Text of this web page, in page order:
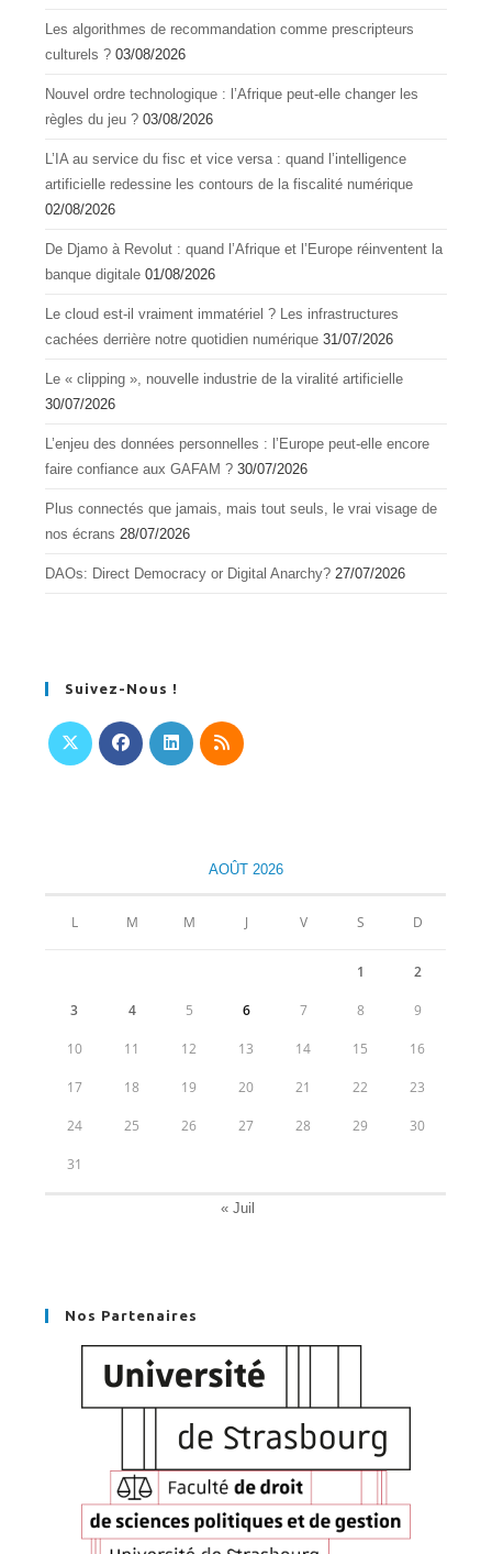
Les algorithmes de recommandation comme prescripteurs
culturels ? 03/08/2026
Nouvel ordre technologique : l’Afrique peut-elle changer les
règles du jeu ? 03/08/2026
L’IA au service du fisc et vice versa : quand l’intelligence
artificielle redessine les contours de la fiscalité numérique
02/08/2026
De Djamo à Revolut : quand l’Afrique et l’Europe réinventent la
banque digitale 01/08/2026
Le cloud est-il vraiment immatériel ? Les infrastructures
cachées derrière notre quotidien numérique 31/07/2026
Le « clipping », nouvelle industrie de la viralité artificielle
30/07/2026
L’enjeu des données personnelles : l’Europe peut-elle encore
faire confiance aux GAFAM ? 30/07/2026
Plus connectés que jamais, mais tout seuls, le vrai visage de
nos écrans 28/07/2026
DAOs: Direct Democracy or Digital Anarchy? 27/07/2026
Suivez-Nous !
nouvel
AOÛT 2026
L M M J V S D
1 2
3 4 5 6 7 8 9
10 11 12 13 14 15 16
17 18 19 20 21 22 23
24 25 26 27 28 29 30
31
« Juil
Nos Partenaires